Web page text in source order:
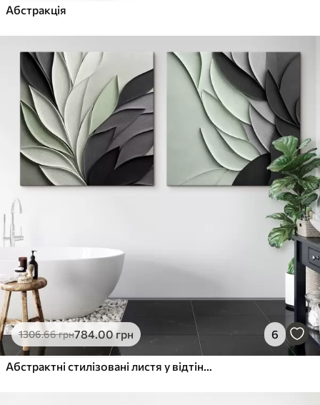
✓Яскраві, насичені кольори
✓Поверхня з текстурою полотна
✓ Екологічний матеріал
Абстракція
1306.66грн784.00грн 6
Абстрактні стилізовані листя у відтінках сірого, білого та приглушеного зеленого